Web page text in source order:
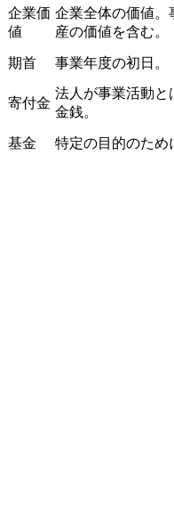
企業価
値
企業全体の価値。
産の価値を含む。
期首 事業年度の初日。
寄付金
法人が事業活動と
金銭。
基金 特定の目的のため